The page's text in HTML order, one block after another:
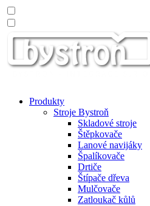
Produkty
Stroje Bystroň
Skladové stroje
Štěpkovače
Lanové navijáky
Špalíkovače
Drtiče
Štípače dřeva
Mulčovače
Zatloukač kůlů